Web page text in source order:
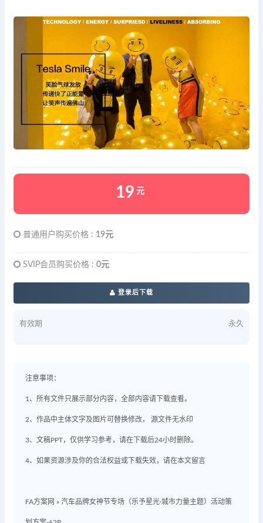
19 元
普通用户购买价格 : 19元
SVIP会员购买价格 : 0元
登录后下载
有效期 永久
注意事项：
1、所有文件只展示部分内容，全部内容请下载查看。
2、作品中主体文字及图片可替换修改， 源文件无水印
3、文稿PPT，仅供学习参考，请在下载后24小时删除。
4、如果资源涉及你的合法权益或下载失效，请在本文留言
FA方案网 » 汽车品牌女神节专场（乐予星光·城市力量主题）活动策